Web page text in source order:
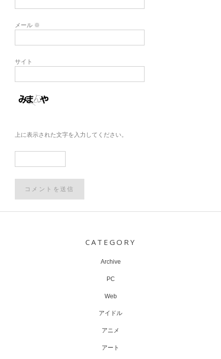
メール ※
サイト
上に表示された文字を入力してください。
CATEGORY
Archive
PC
Web
アイドル
アニメ
アート